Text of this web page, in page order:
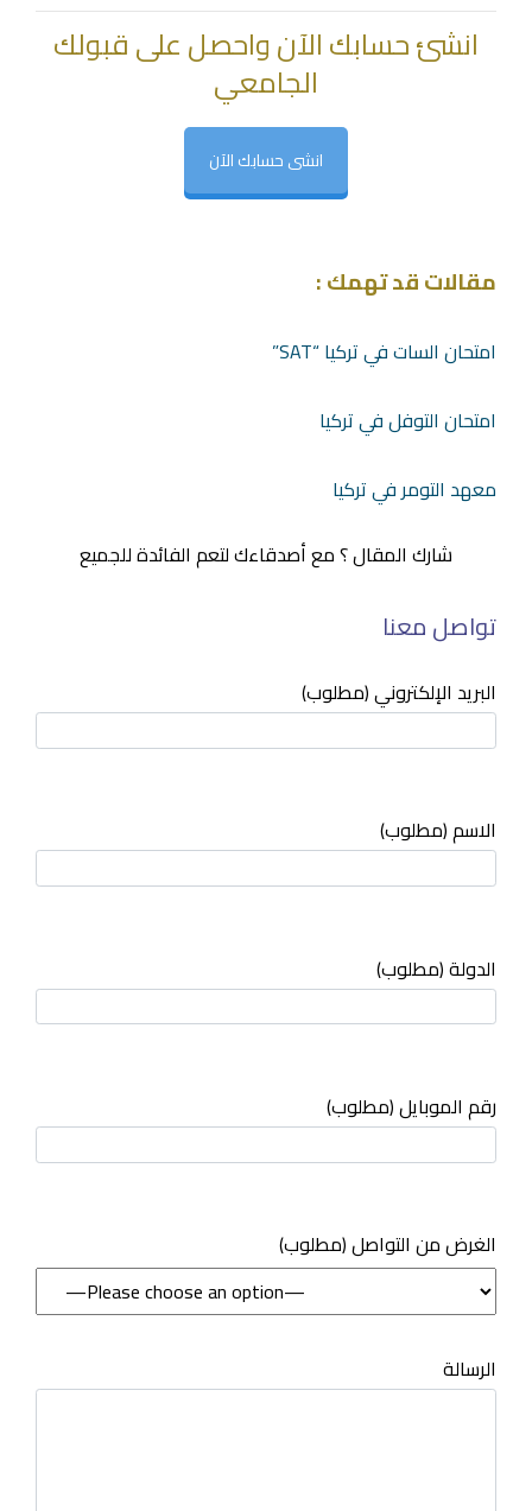
انشئ حسابك الآن واحصل على قبولك
الجامعي
انشى حسابك الآن
مقالات قد تهمك :
امتحان السات في تركيا “SAT”
امتحان التوفل في تركيا
معهد التومر في تركيا
شارك المقال ؟ مع أصدقاءك لتعم الفائدة للجميع
تواصل معنا
البريد الإلكتروني (مطلوب)
الاسم (مطلوب)
الدولة (مطلوب)
رقم الموبايل (مطلوب)
(مطلوب) الغرض من التواصل
الرسالة